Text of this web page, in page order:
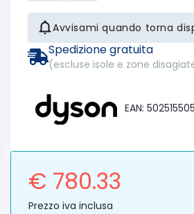
Avvisami quando torna
Spedizione gratuita
(escluse isole e zone
EAN:
€ 780.33
Prezzo iva inclusa